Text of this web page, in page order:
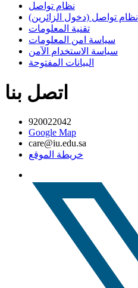
نظام تواصل
نظام تواصل (دخول الزائرين)
تقنية المعلومات
سياسة امن المعلومات
سياسة الاستخدام الآمن
البيانات المفتوحة
اتصل بنا
920022042
Google Map
care@iu.edu.sa
خريطة الموقع